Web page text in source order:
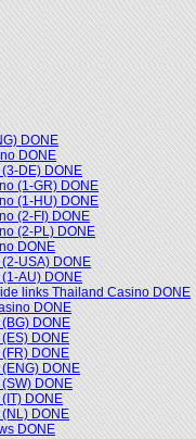
DONE
DONE
DE) DONE
(1-GR) DONE
(1-HU) DONE
(2-FI) DONE
(2-PL) DONE
DONE
USA) DONE
AU) DONE
links Thailand Casino DONE
DONE
DONE
DONE
DONE
DONE
DONE
DONE
DONE
DONE